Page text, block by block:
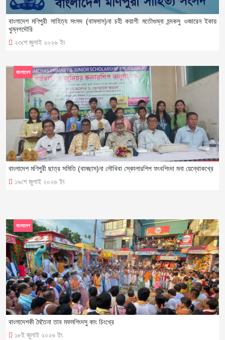
বাংলাদেশ মণিপুরী সাহিত্য সংসদ (বামসাস)না চহী কয়াগী মতৌগুম্না হন্দকসু ওজারেন ইকায়
খুম্নগদৌরি
২৩শে জুলাই ২০২৬ ইং
বাংলাদেশ মণিপুরী ছাত্র সমিতি (বামছাস)না লৌখিবা স্কোলারশিপ ফংবশিংদা মনা য়েন্থোকখ্রে
১৯শে জুলাই ২০২৬ ইং
বাংলাদেশ
বাংলাদেশকী মৈতৈনা তাব মফমশিংদসু কাং চিংখ্রে
১৮ই জুলাই ২০২৬ ইং
বাংলাদেশ